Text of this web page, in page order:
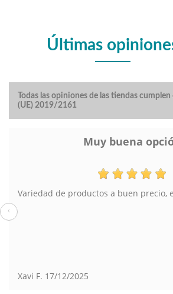
Últimas
Todas las opiniones de las tiendas
(UE) 2019/2161
Muy buena
Variedad de productos a buen precio,
Xavi F. 17/12/2025
‹